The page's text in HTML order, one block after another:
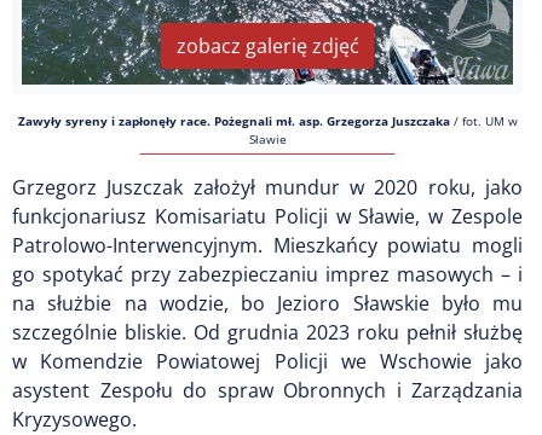
zobacz galerię zdjęć
Zawyły syreny i zapłonęły race. Pożegnali mł. asp. Grzegorza Juszczaka/ fot. UM w
Sławie
Grzegorz Juszczak założył mundur w2020 roku, jako
funkcjonariusz Komisariatu Policji w Sławie, w Zespole
Patrolowo-Interwencyjnym. Mieszkańcy powiatu mogli
go spotykać przy zabezpieczaniu imprez masowych – i
nasłużbie na wodzie, bo Jezioro Sławskie było mu
szczególnie bliskie. Od grudnia 2023 roku pełnił służbę
w Komendzie Powiatowej Policji we Wschowie jako
asystent Zespołu do spraw Obronnych i Zarządzania
Kryzysowego.